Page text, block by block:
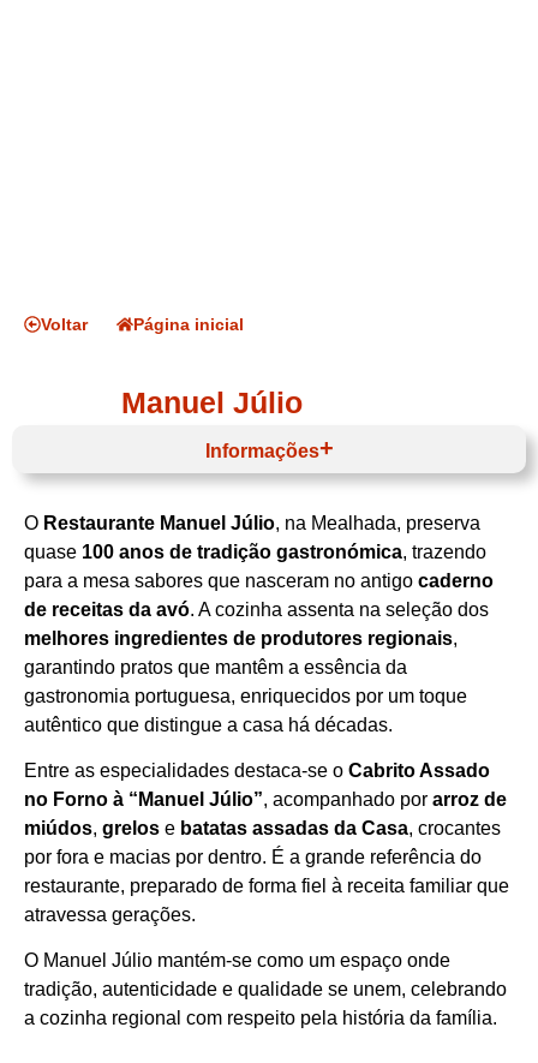
Voltar Página inicial
Manuel Júlio
O Restaurante Manuel Júlio, na Mealhada, preserva
quase 100 anos de tradição gastronómica, trazendo
para a mesa sabores que nasceram no antigo caderno
de receitas da avó. A cozinha assenta na seleção dos
melhores ingredientes de produtores regionais,
garantindo pratos que mantêm a essência da
gastronomia portuguesa, enriquecidos por um toque
autêntico que distingue a casa há décadas.
Entre as especialidades destaca‑se o Cabrito Assado
no Forno à “Manuel Júlio”, acompanhado por arroz de
miúdos, grelos e batatas assadas da Casa, crocantes
por fora e macias por dentro. É a grande referência do
restaurante, preparado de forma fiel à receita familiar que
atravessa gerações.
O Manuel Júlio mantém‑se como um espaço onde
tradição, autenticidade e qualidade se unem, celebrando
a cozinha regional com respeito pela história da família.
Informações
Horário de funcionamento